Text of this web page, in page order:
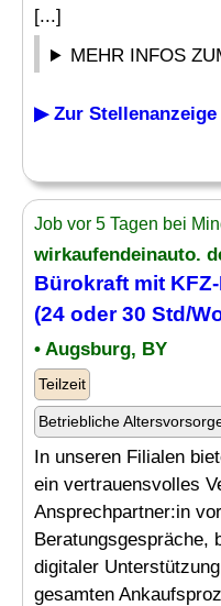
[...]
MEHR INFOS
▶ Zur Stellenanzeige
Job vor 5 Tagen bei
wirkaufendeinauto.
Bürokraft mit
(24 oder 30 Std/
• Augsburg, BY
Teilzeit
Betriebliche
In unseren Filialen
ein vertrauensvolles
Ansprechpartner:in
Beratungsgespräche,
digitaler
gesamten